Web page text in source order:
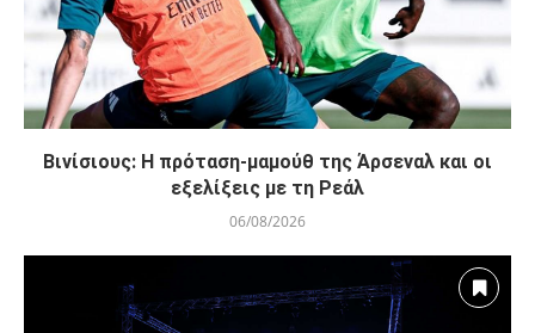
Βινίσιους: Η πρόταση-μαμούθ της Άρσεναλ και οι
εξελίξεις με τη Ρεάλ
06/08/2026